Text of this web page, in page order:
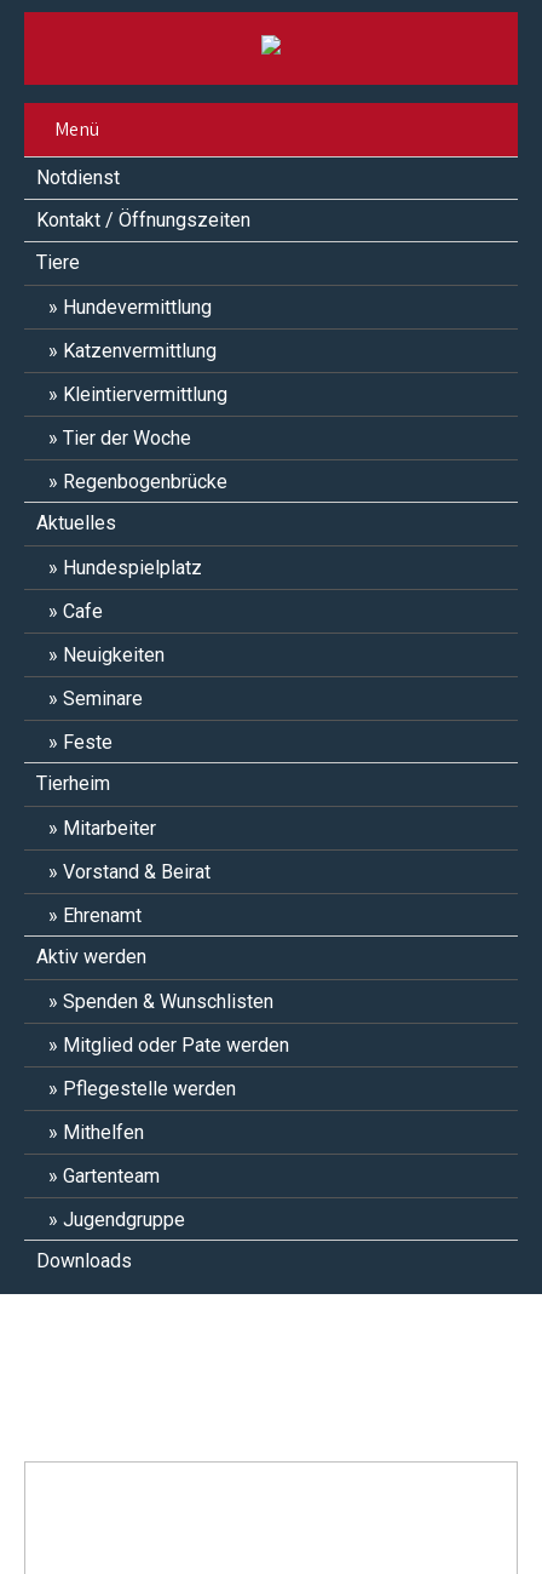
Menü
Notdienst
Kontakt / Öffnungszeiten
Tiere
Hundevermittlung
Katzenvermittlung
Kleintiervermittlung
Tier der Woche
Regenbogenbrücke
Aktuelles
Hundespielplatz
Cafe
Neuigkeiten
Seminare
Feste
Tierheim
Mitarbeiter
Vorstand & Beirat
Ehrenamt
Aktiv werden
Spenden & Wunschlisten
Mitglied oder Pate werden
Pflegestelle werden
Mithelfen
Gartenteam
Jugendgruppe
Downloads